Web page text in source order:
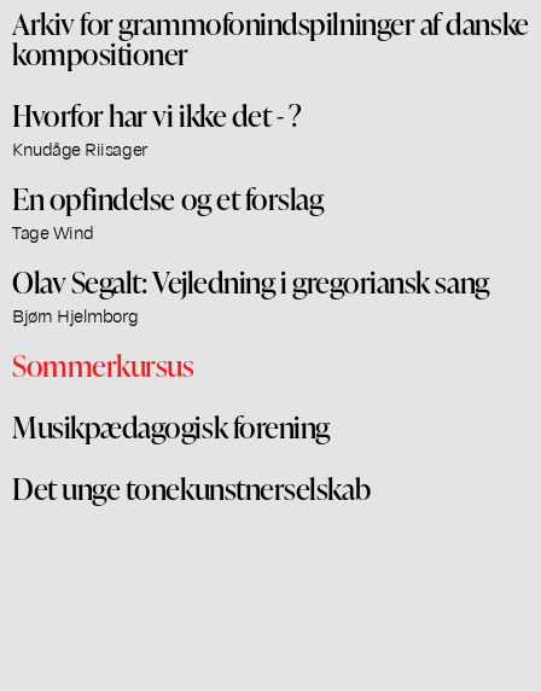
Arkiv for grammofonindspilninger af danske
kompositioner
Hvorfor har vi ikke det - ?
Knudåge Riisager
En opfindelse og et forslag
Tage Wind
Olav Segalt: Vejledning i gregoriansk sang
Bjørn Hjelmborg
Sommerkursus
Musikpædagogisk forening
Det unge tonekunstnerselskab